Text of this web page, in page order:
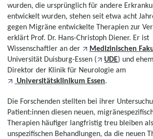
wurden, die ursprünglich für andere
entwickelt wurden, stehen seit etwa acht
gegen Migräne entwickelte Therapien zur
erklärt Prof. Dr. Hans-Christoph Diener. Er ist
Wissenschaftler an der
Medizinischen
Universität Duisburg-Essen (
UDE) und
Direktor der Klinik für Neurologie am
Universitätsklinikum Essen.
Die Forschenden stellten bei ihrer
Patient:innen diesen neuen,
Therapien häufiger langfristig treu bleiben
unspezifischen Behandlungen, da die neuen